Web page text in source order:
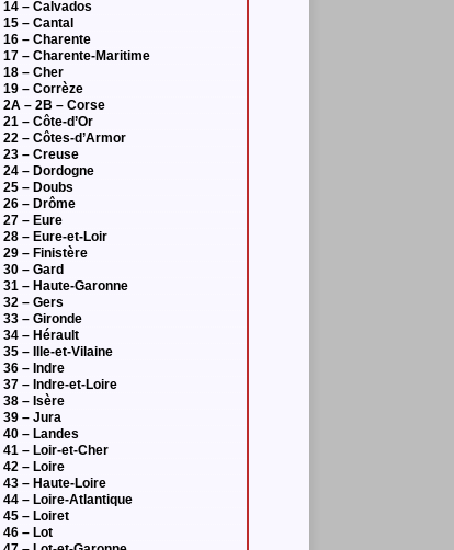
14 – Calvados
15 – Cantal
16 – Charente
17 – Charente-Maritime
18 – Cher
19 – Corrèze
2A – 2B – Corse
21 – Côte-d’Or
22 – Côtes-d’Armor
23 – Creuse
24 – Dordogne
25 – Doubs
26 – Drôme
27 – Eure
28 – Eure-et-Loir
29 – Finistère
30 – Gard
31 – Haute-Garonne
32 – Gers
33 – Gironde
34 – Hérault
35 – Ille-et-Vilaine
36 – Indre
37 – Indre-et-Loire
38 – Isère
39 – Jura
40 – Landes
41 – Loir-et-Cher
42 – Loire
43 – Haute-Loire
44 – Loire-Atlantique
45 – Loiret
46 – Lot